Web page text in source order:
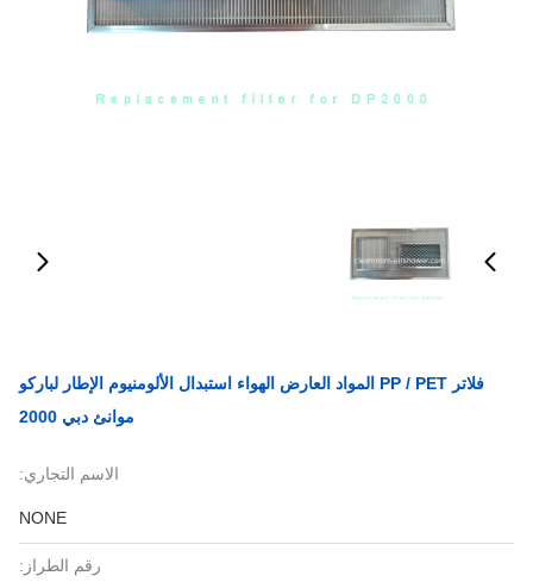
فلاتر PP / PET المواد العارض الهواء استبدال الألومنيوم الإطار لباركو
موانئ دبي 2000
الاسم التجاري:
NONE
رقم الطراز: